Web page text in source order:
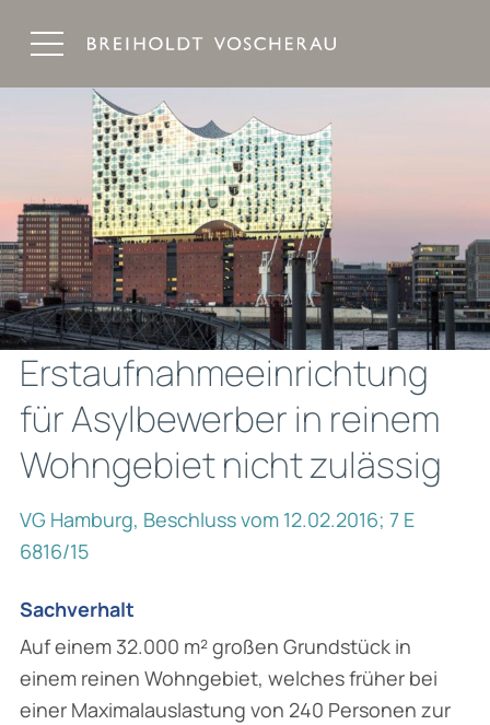
Erstaufnahmeeinrichtung
für Asylbewerber in reinem
Wohngebiet nicht zulässig
VG Hamburg, Beschluss vom 12.02.2016; 7 E
6816/15
Sachverhalt
Auf einem 32.000 m² großen Grundstück in
einem reinen Wohngebiet, welches früher bei
einer Maximalauslastung von 240 Personen zur